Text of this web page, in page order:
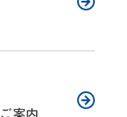
案内